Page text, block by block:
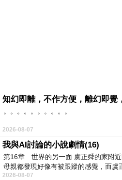
知幻即離，不作方便，離幻即覺
。。。。。。。。。。
2026-08-07
我與AI討論的小說劇情(16)
第16章 世界的另一面 虞正舜的家附
母親都發現好像有被跟蹤的感覺，而虞
2026-08-07